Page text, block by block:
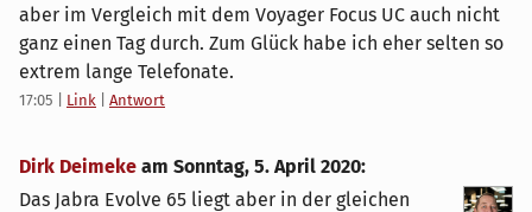
aber im Vergleich mit dem Voyager Focus UC auch nicht
ganz einen Tag durch. Zum Glück habe ich eher selten so
extrem lange Telefonate.
17:05 Link Antwort
Dirk Deimeke am Sonntag, 5. April 2020:
Das Jabra Evolve 65 liegt aber in der gleichen